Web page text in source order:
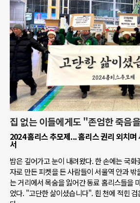
집 없는 이들에게도 "존엄한 죽음
2024 홈리스 추모제... 홈리스 권리 외치며
서
밤은 깊어가고 눈이 내려왔다. 한 손에는 국
자로 만든 피켓을 든 사람들이 서울역 안과 밖
는 거리에서 목숨을 잃어간 동료 홈리스들을
었다. "고단한 삶이셨습니다". 흰 천에 적힌